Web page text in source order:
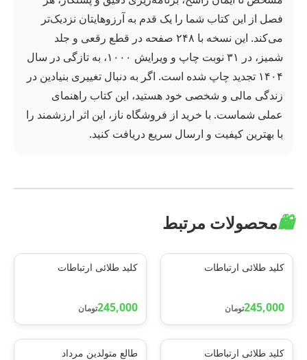
فصل از این کتاب شما را یک قدم به آرزوهایتان نزدیک‌تر
می‌کند. این نسخه با ۲۴۸ صفحه در قطع رقعی و جلد
شمیز، در ۳۱ نوبت چاپ و ویرایش ۱۰۰۰، به تازگی در سال
۱۴۰۴ تجدید چاپ شده است. اگر به دنبال تغییری بنیادین در
زندگی مالی و شخصی خود هستید، این کتاب راهنمای
عملی شماست. با خرید از فروشگاه ناز، این اثر ارزشمند را
با بهترین کیفیت و ارسال سریع دریافت کنید.
🛍️محصولات مرتبط
کلید طلائی ارتباطات
245,000تومان
کلید طلائی ارتباطات
245,000تومان
کلید طلائی ارتباطات طالع متولدین مرداد